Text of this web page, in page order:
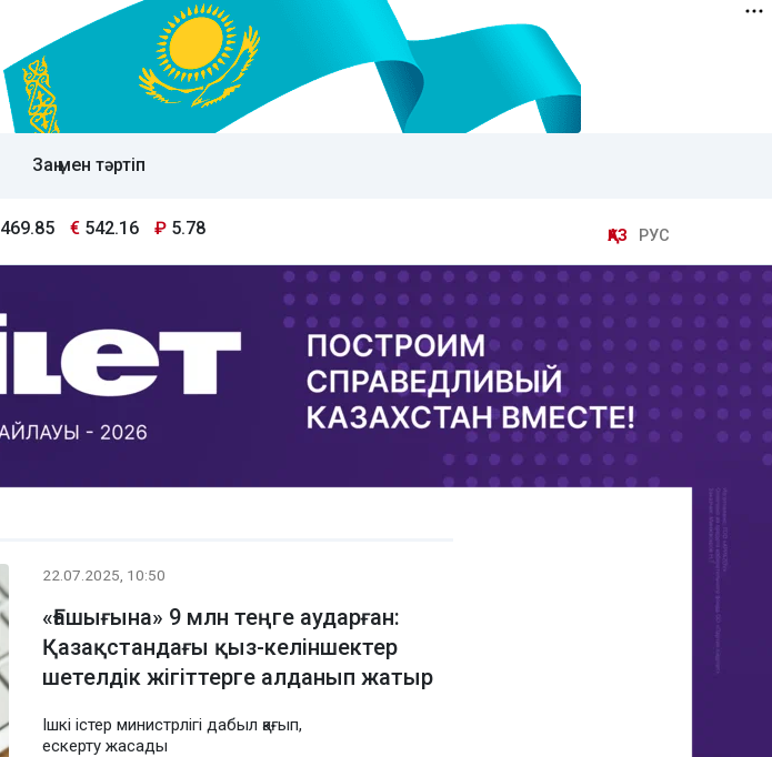
Заң мен тәртіп
469.85 € 542.16 ₽ 5.78 ҚАЗ РУС
22.07.2025, 10:50
«Ғашығына» 9 млн теңге аударған:
Қазақстандағы қыз-келіншектер
шетелдік жігіттерге алданып жатыр
Ішкі істер министрлігі дабыл қағып,
ескерту жасады